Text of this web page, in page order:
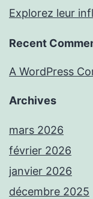
Explorez leur
Recent
A WordPress
Archives
mars 2026
février 2026
janvier 2026
décembre 2025